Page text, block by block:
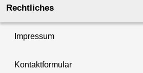
Rechtliches
Impressum
Kontaktformular